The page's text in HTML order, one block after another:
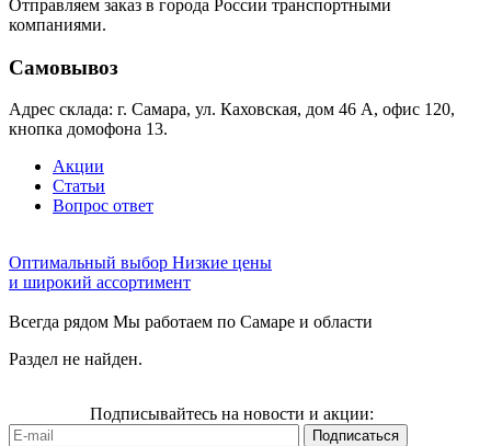
Отправляем заказ в города России транспортными
компаниями.
Самовывоз
Адрес склада: г. Самара, ул. Каховская, дом 46 А, офис 120,
кнопка домофона 13.
Акции
Статьи
Вопрос ответ
Оптимальный выбор Низкие цены
и широкий ассортимент
Всегда рядом Мы работаем по Самаре и области
Раздел не найден.
Подписывайтесь на новости и акции: